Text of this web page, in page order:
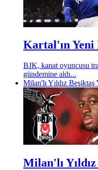
Kartal'ın Yeni
BJK, kanat oyuncusu
gündemine aldı...
Milan'lı Yıldız Beşiktaş
Milan'lı